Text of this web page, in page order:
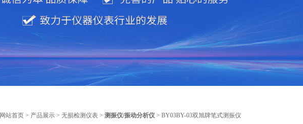
网站首页 > 产品展示 > 无损检测仪表 > 测振仪/振动分析仪 > BY03BY-03双旭牌笔式测振仪